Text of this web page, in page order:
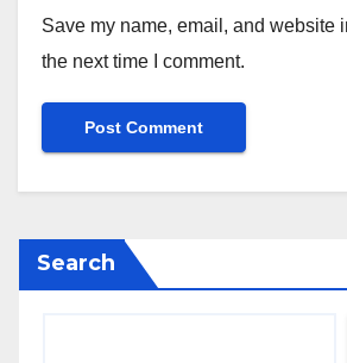
Save my name, email, and website
the next time I comment.
Search